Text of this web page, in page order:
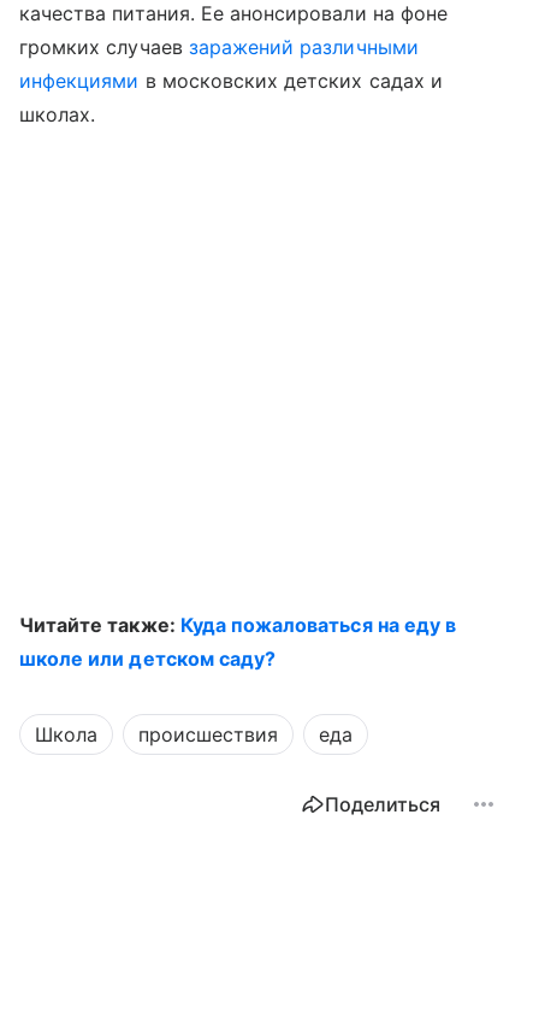
качества питания. Ее анонсировали на фоне
громких случаев заражений различными
инфекциями в московских детских садах и
школах.
Читайте также: Куда пожаловаться на еду в
школе или детском саду?
Школа происшествия еда
Поделиться